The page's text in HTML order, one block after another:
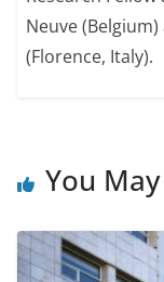
Neuve
(Florence, Italy).
You